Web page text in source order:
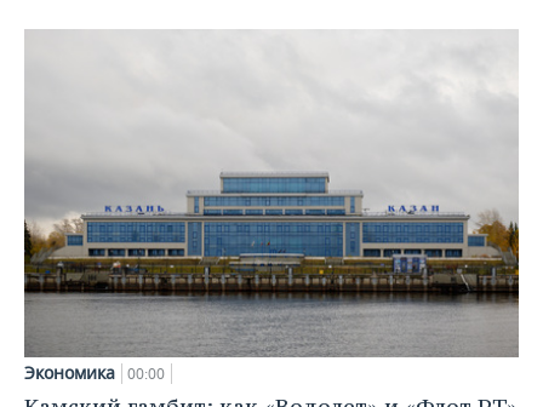
Экономика 00:00